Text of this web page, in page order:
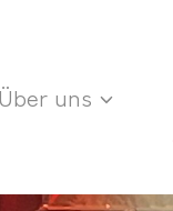
Über uns